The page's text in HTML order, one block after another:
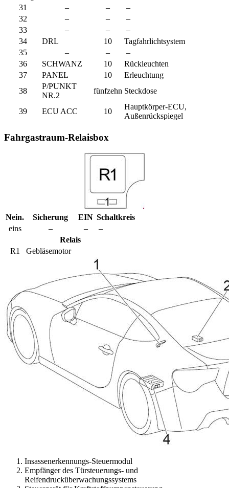
31
– –
–
32
– –
–
33
– –
–
34
DRL 10
Tagfahrlichtsystem
35
– –
–
36
SCHWANZ 10
Rückleuchten
37
PANEL 10
Erleuchtung
38
P/PUNKT
NR.2
fünfzehn Steckdose
39 ECU ACC 10
Hauptkörper-ECU,
Außenrückspiegel
Fahrgastraum-Relaisbox
Nein. Sicherung EIN Schaltkreis
eins
– –
–
Relais
R1
Gebläsemotor
Insassenerkennungs-Steuermodul
Empfänger des Türsteuerungs- und
Reifendrucküberwachungssystems